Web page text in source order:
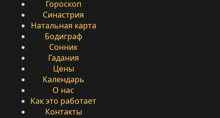
Гороскоп
Синастрия
Натальная карта
Бодиграф
Сонник
Гадания
Цены
Календарь
О нас
Как это работает
Контакты